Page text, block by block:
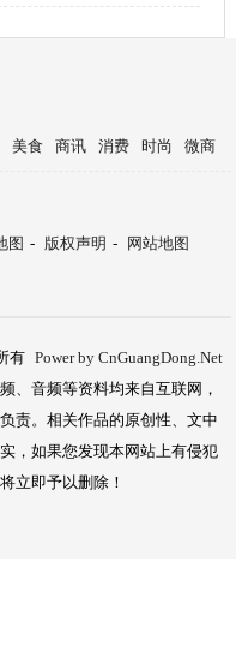
美食 商讯 消费 时尚 微商
图 - 版权声明 -
网站地图
有 Power by CnGuangDong.Net
、音频等资料均来自互联网，
责。相关作品的原创性、文中
，如果您发现本网站上有侵犯
立即予以删除！